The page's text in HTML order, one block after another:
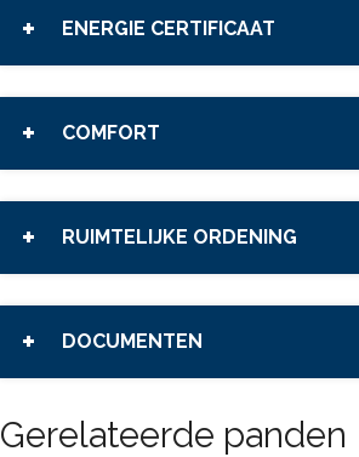
ENERGIE CERTIFICAAT
COMFORT
RUIMTELIJKE ORDENING
DOCUMENTEN
Gerelateerde panden